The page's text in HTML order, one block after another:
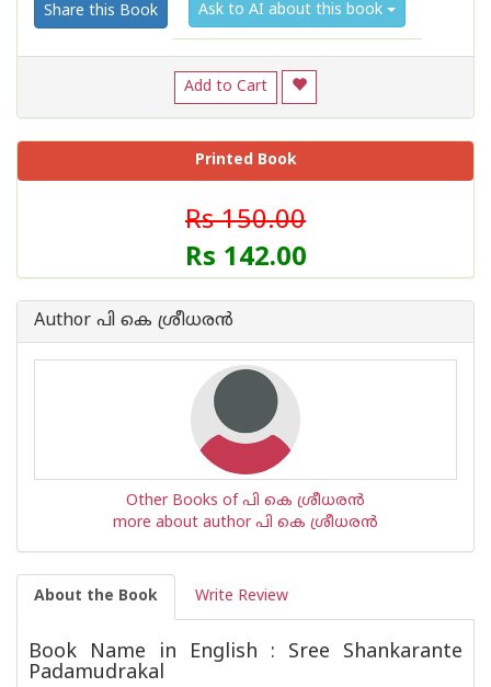
Share this Book Ask to AI about this book
Add to Cart
Printed Book
Rs 150.00
Rs 142.00
Author പി കെ ശ്രീധരന്‍
Other Books of പി കെ ശ്രീധരന്‍
more about author പി കെ ശ്രീധരന്‍
About the Book Write Review
Book Name in English : Sree Shankarante
Padamudrakal